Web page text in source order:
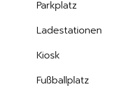
Parkplatz
Ladestationen
Kiosk
Fußballplatz